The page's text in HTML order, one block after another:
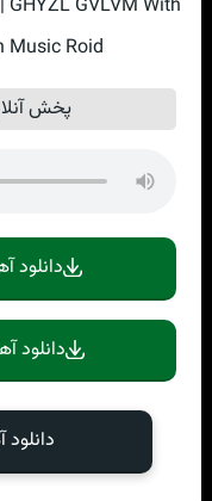
GVLVM With
Music Roid
پخش
دانلود
دانلود